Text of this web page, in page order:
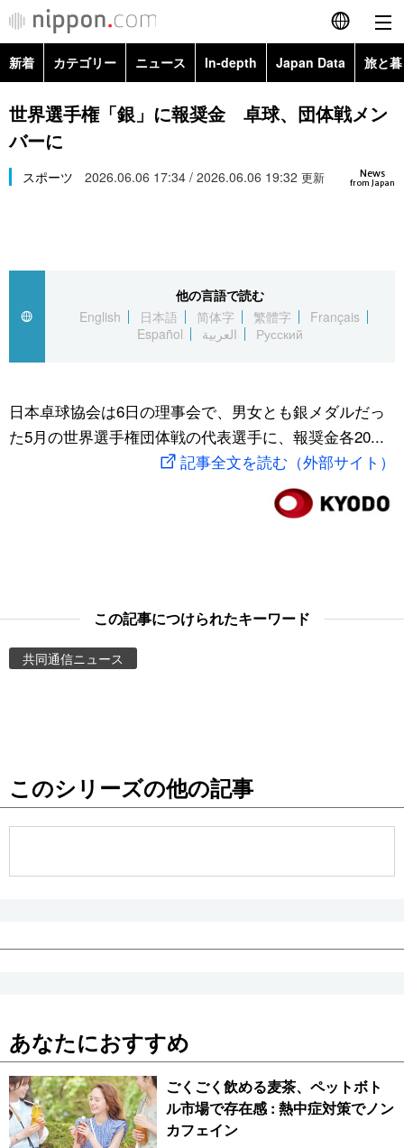
English
简体字
Русский
カテゴリー
経済・ビジネス
国際
文化
トップ
アーカイブ
In-depth
Japan Data
動画/Live
お知らせ
新着 カテゴリー ニュース In-depth Japan Data 旅と
政治・外交
経済・ビジネス
スポーツ・東京2020
Topics
世界選手権「銀」に報奨金 卓球、団体戦メン
バーに
News
from Japan
スポーツ 2026.06.06 17:34 / 2026.06.06 19:32 更新
他の言語で読む
English
日本語 简体字 繁體字
Français
Español
العربية Русский
日本卓球協会は6日の理事会で、男女とも銀メダルだっ
た5月の世界選手権団体戦の代表選手に、報奨金各20...
記事全文を読む（外部サイト）
この記事につけられたキーワード
共同通信ニュース
このシリーズの他の記事
あなたにおすすめ
ごくごく飲める麦茶、ペットボト
ル市場で存在感 : 熱中症対策でノン
カフェイン